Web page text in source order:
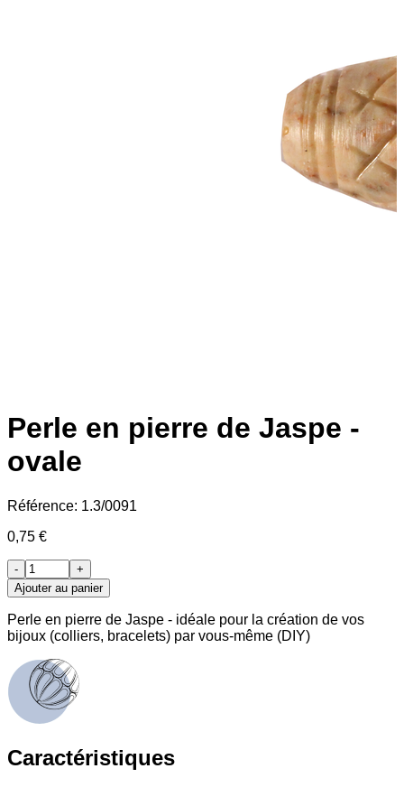
Perle en pierre de Jaspe -
ovale
Référence: 1.3/0091
0,75 €
-
+
Ajouter au panier
Perle en pierre de Jaspe - idéale pour la création de vos
bijoux (colliers, bracelets) par vous-même (DIY)
Caractéristiques